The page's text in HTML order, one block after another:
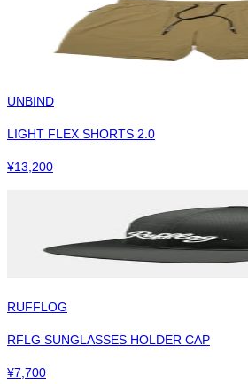
UNBIND
LIGHT FLEX SHORTS 2.0
¥13,200
RUFFLOG
RFLG SUNGLASSES HOLDER CAP
¥7,700